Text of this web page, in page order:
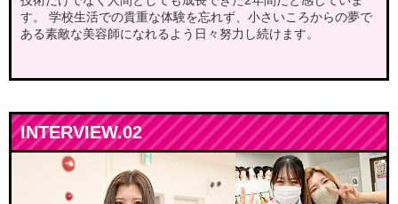
す。
学校生活での貴重な体験を忘れず、小さいころからの夢で
ある素敵な美容師になれるよう日々努力し続けます。
INTERVIEW.02